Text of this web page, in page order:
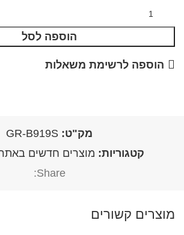
הוספה לסל
הוספה לרשימת משאלות
מק"ט: GR-B919S
קטגוריות: מוצרים חדשים
Share:
מוצרים קשורים